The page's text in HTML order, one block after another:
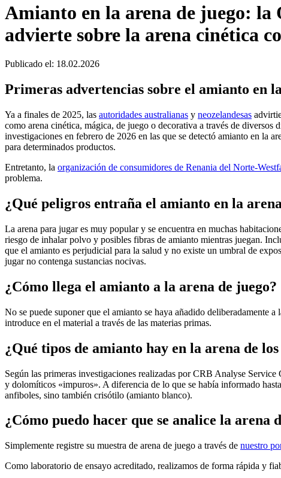
Amianto en la arena de juego:
advierte sobre la arena cinética
Publicado el: 18.02.2026
Primeras advertencias sobre el amianto en
Ya a finales de 2025, las autoridades australianas y neozelandesas
como arena cinética, mágica, de juego o decorativa a través de diversos
investigaciones en febrero de 2026 en las que se detectó amianto en la
para determinados productos.
Entretanto, la organización de consumidores de Renania del Norte-
problema.
¿Qué peligros entraña el amianto en la
La arena para jugar es muy popular y se encuentra en muchas
riesgo de inhalar polvo y posibles fibras de amianto mientras juegan.
que el amianto es perjudicial para la salud y no existe un umbral de
jugar no contenga sustancias nocivas.
¿Cómo llega el amianto a la arena de juego?
No se puede suponer que el amianto se haya añadido deliberadamente
introduce en el material a través de las materias primas.
¿Qué tipos de amianto hay en la arena de
Según las primeras investigaciones realizadas por CRB Analyse
y dolomíticos «impuros». A diferencia de lo que se había informado
anfiboles, sino también crisótilo (amianto blanco).
¿Cómo puedo hacer que se analice la arena
Simplemente registre su muestra de arena de juego a través de nuestro
Como laboratorio de ensayo acreditado, realizamos de forma rápida y